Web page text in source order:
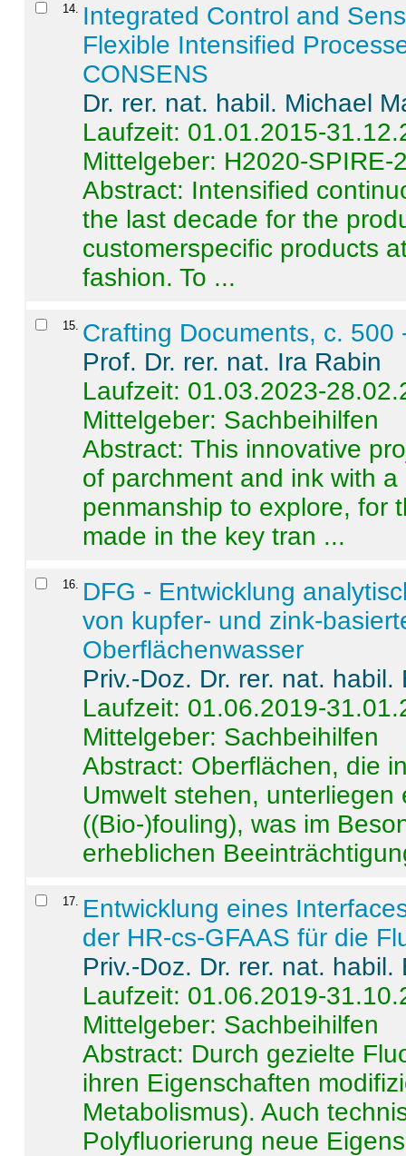
14
Integrated Control and
Flexible Intensified
CONSENS
Dr. rer. nat. habil. Michael
Laufzeit: 01.01.2015-
Mittelgeber: H2020-SPIRE-
Abstract: Intensified
the last decade for the
customerspecific products
fashion. To ...
15 Crafting Documents, c. 500
Prof. Dr. rer. nat. Ira Rabin
Laufzeit: 01.03.2023-
Mittelgeber: Sachbeihilfen
Abstract:This innovative
of parchment and ink with
penmanship to explore, for
made in the key tran ...
16
DFG - Entwicklung
von kupfer- und zink-
Oberflächenwasser
Priv.-Doz. Dr. rer. nat.
Laufzeit: 01.06.2019-
Mittelgeber: Sachbeihilfen
Abstract: Oberflächen, die
Umwelt stehen,
((Bio-)fouling), was im
erheblichen
17
Entwicklung eines
der HR-cs-GFAAS für die
Priv.-Doz. Dr. rer. nat.
Laufzeit: 01.06.2019-
Mittelgeber: Sachbeihilfen
Abstract: Durch gezielte
ihren Eigenschaften
Metabolismus). Auch
Polyfluorierung neue